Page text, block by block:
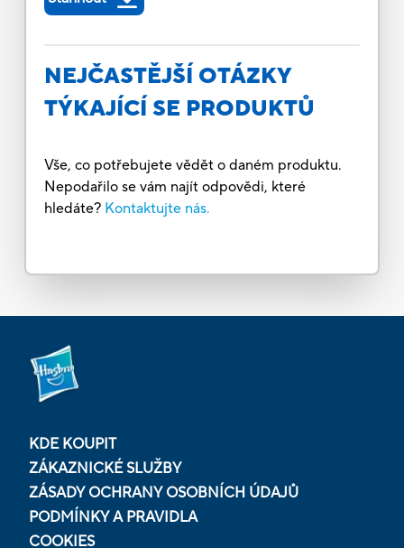
NEJČASTĚJŠÍ OTÁZKY
TÝKAJÍCÍ SE PRODUKTŮ
Vše, co potřebujete vědět o daném produktu.
Nepodařilo se vám najít odpovědi, které
hledáte? Kontaktujte nás.
KDE KOUPIT
ZÁKAZNICKÉ SLUŽBY
ZÁSADY OCHRANY OSOBNÍCH ÚDAJŮ
PODMÍNKY A PRAVIDLA
COOKIES